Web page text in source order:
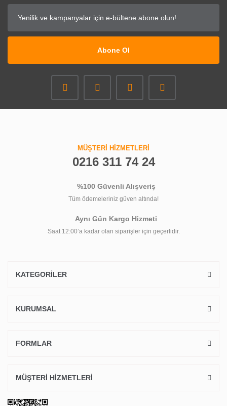
Abone Ol
MÜŞTERİ HİZMETLERİ
0216 311 74 24
%100 Güvenli Alışveriş
Tüm ödemeleriniz güven altında!
Aynı Gün Kargo Hizmeti
Saat 12:00’a kadar olan siparişler için geçerlidir.
KATEGORİLER
KURUMSAL
FORMLAR
MÜŞTERİ HİZMETLERİ